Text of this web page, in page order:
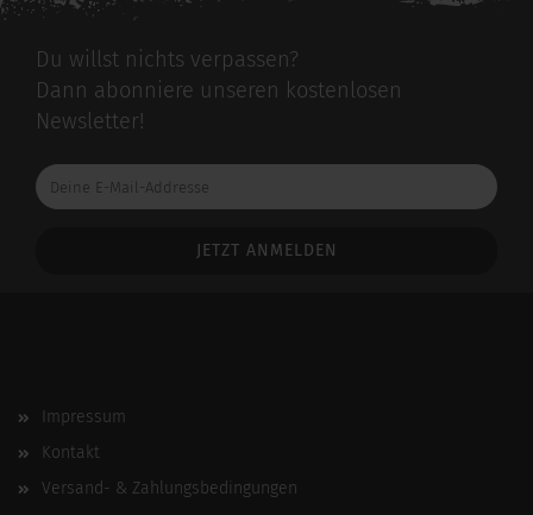
Du willst nichts verpassen?
Dann abonniere unseren kostenlosen
Newsletter!
Deine
E-
Impressum
Kontakt
Versand- & Zahlungsbedingungen